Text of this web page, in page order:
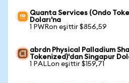
Quanta Services (Ondo
Doları'na
1 PWRon eşittir $856,59
abrdn Physical Palladium
Tokenized)'dan Singapur
1 PALLon eşittir $159,71